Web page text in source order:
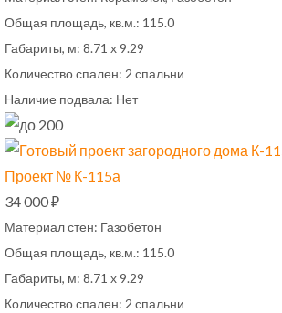
Общая площадь, кв.м.: 115.0
Габариты, м: 8.71 х 9.29
Количество спален: 2 спальни
Наличие подвала: Нет
Проект № К-115а
34 000 ₽
Материал стен: Газобетон
Общая площадь, кв.м.: 115.0
Габариты, м: 8.71 х 9.29
Количество спален: 2 спальни